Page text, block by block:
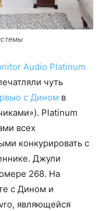
Audio Platinum
чуть
с Дином в
Platinum
всех
конкурировать с
Джули
268. На
с Дином и
являющейся